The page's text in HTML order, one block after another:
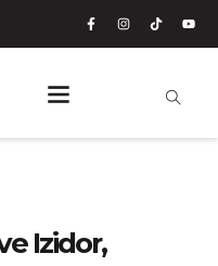
Izidor,